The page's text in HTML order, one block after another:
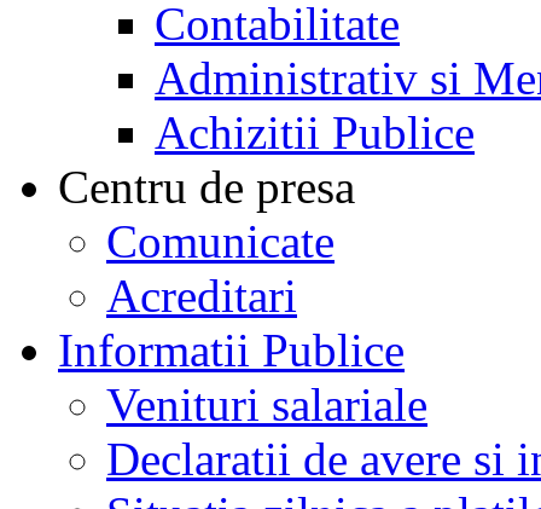
Contabilitate
Administrativ si
Achizitii Publice
Centru de presa
Comunicate
Acreditari
Informatii Publice
Venituri salariale
Declaratii de avere si